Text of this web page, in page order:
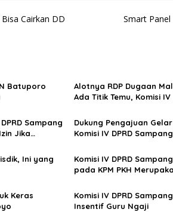
Cairkan DD
Smart
Batuporo
Alotnya RDP Dugaan
Ada Titik Temu, Komisi IV
Sampang
Jika…
Dukung Pengajuan
Komisi IV DPRD
Ini yang
Komisi IV DPRD
pada KPM PKH
Keras
Komisi IV DPRD
Insentif Guru Ngaji